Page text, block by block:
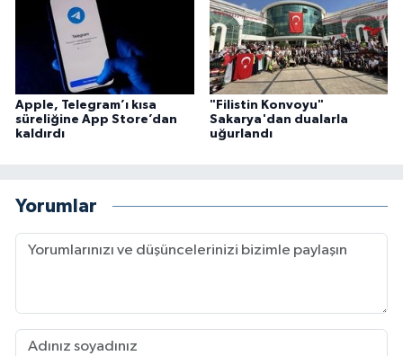
Apple, Telegram’ı kısa
süreliğine App Store’dan
kaldırdı
"Filistin Konvoyu"
Sakarya'dan dualarla
uğurlandı
Yorumlar
Rize Müftülüğü
Sakarya Müftülüğü
Samsun Müftülüğü
Sinop Müftülüğü
Sivas Müftülüğü
Şırnak Müftülüğü